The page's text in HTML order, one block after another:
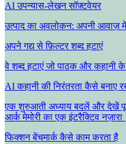
AI उपन्यास-लेखन सॉफ़्टवेयर
उत्पाद का अवलोकन: अपनी आवाज़
अपने गद्य से फ़िल्टर शब्द हटाएं
वे शब्द हटाएं जो पाठक और कहानी के
AI कहानी की निरंतरता कैसे बनाए
एक शुरुआती अध्याय बदलें और देखें
आर्क मेमोरी का एक इंटरैक्टिव नज़ारा।
फिक्शन बेंचमार्क कैसे काम करता है